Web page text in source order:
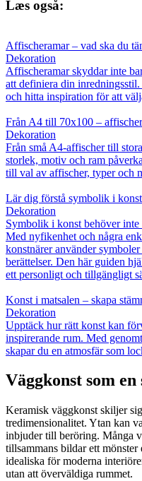
Læs også:
Affischeramar – vad ska du
Dekoration
Affischeramar skyddar inte
att definiera din
och hitta inspiration för att
Från A4 till 70x100 –
Dekoration
Från små A4-affischer till
storlek, motiv och ram
till val av affischer, typer och
Lär dig förstå symbolik i
Dekoration
Symbolik i konst behöver
Med nyfikenhet och några
konstnärer använder
berättelser. Den här guiden
ett personligt och tillgängligt
Konst i matsalen – skapa
Dekoration
Upptäck hur rätt konst kan
inspirerande rum. Med
skapar du en atmosfär som
Väggkonst som
Keramisk väggkonst skiljer
tredimensionalitet. Ytan kan
inbjuder till beröring. Många
tillsammans bildar ett
idealiska för moderna
utan att överväldiga rummet.